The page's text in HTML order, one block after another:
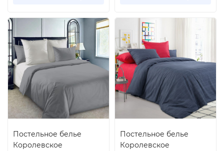
Постельное белье
Королевское
Постельное белье
Королевское